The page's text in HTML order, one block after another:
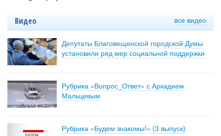
Видео все видео
Депутаты Благовещенской городской Думы
установили ряд мер социальной поддержки
Рубрика «Вопрос_Ответ» с Аркадием
Мальцевым
Рубрика «Будем знакомы!» (3 выпуск)